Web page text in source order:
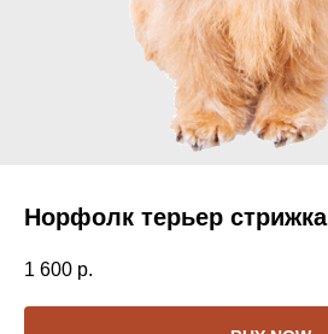
Норфолк терьер стрижка
1 600 р.